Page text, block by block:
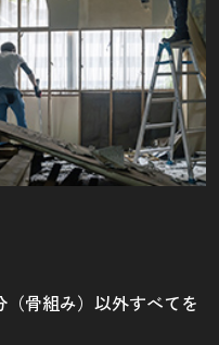
骨組み）以外すべてを